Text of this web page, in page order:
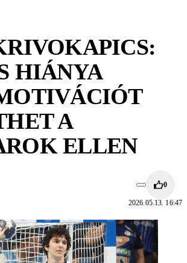
HIÁNYA
A
ELLEN
0
2026.05.13. 16:47